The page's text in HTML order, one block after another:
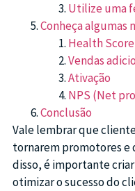
Utilize uma
Conheça algumas
Health Score
Vendas
Ativação
NPS (Net
Conclusão
Vale lembrar que
tornarem promotores e
disso, é importante
otimizar o sucesso do